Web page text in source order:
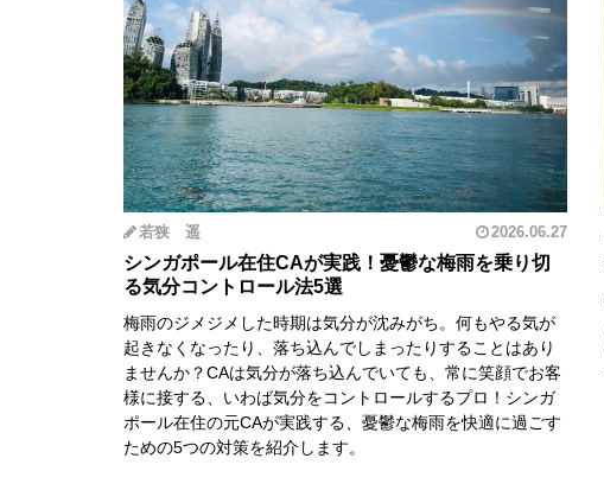
若狭 遥 2026.06.27
シンガポール在住CAが実践！憂鬱な梅雨を乗り切
る気分コントロール法5選
梅雨のジメジメした時期は気分が沈みがち。何もやる気が
起きなくなったり、落ち込んでしまったりすることはあり
ませんか？CAは気分が落ち込んでいても、常に笑顔でお客
様に接する、いわば気分をコントロールするプロ！シンガ
ポール在住の元CAが実践する、憂鬱な梅雨を快適に過ごす
ための5つの対策を紹介します。